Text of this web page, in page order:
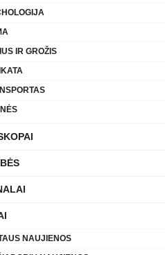
IR GROŽIS
NAUJIENOS